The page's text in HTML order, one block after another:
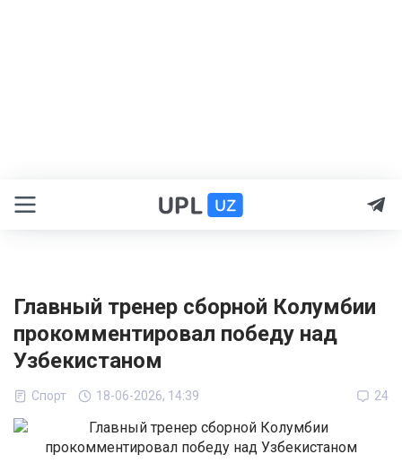
Главный тренер сборной Колумбии
прокомментировал победу над
Узбекистаном
Спорт 18-06-2026, 14:39 24